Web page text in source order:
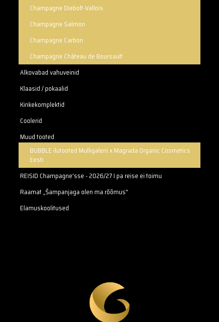
Champagne Diebolt-Vallois
Champagne Salmon
Champagne Carbon
Champagne Château de Boursault
Alkovabad vahuveinid
Klaasid / pokaalid
Kinkekomplektid
Coolerid
Muud tooted
BUBBLE ilutooted Mulligalerii x Magrada Organic Cosmetics
Eesti
REISID Champagne'sse - 2026/27 I pa reise ei toimu
Raamat „Šampanjaga olen ma rõõmus"
Elamuskoolitused